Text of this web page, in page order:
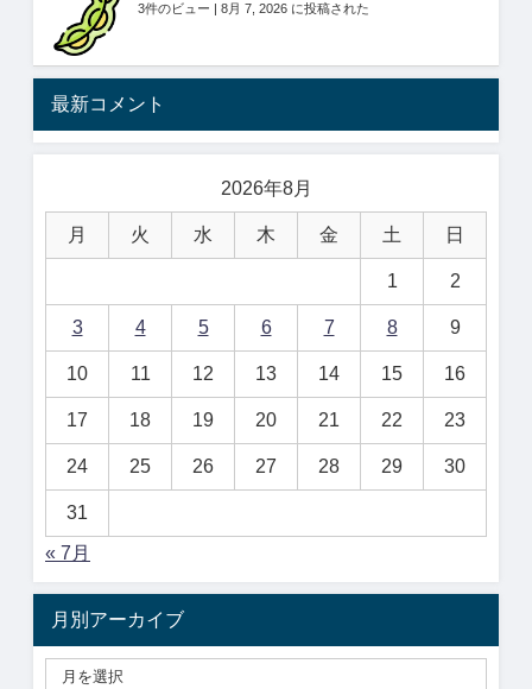
3件のビュー | 8月 7, 2026 に投稿された
最新コメント
2026年8月
月 火 水 木 金 土 日
1 2
3 4 5 6 7 8 9
10 11 12 13 14 15 16
17 18 19 20 21 22 23
24 25 26 27 28 29 30
31
« 7月
月別アーカイブ